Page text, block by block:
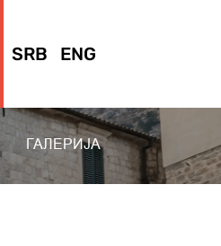
SRB ENG
ГАЛЕРИЈА